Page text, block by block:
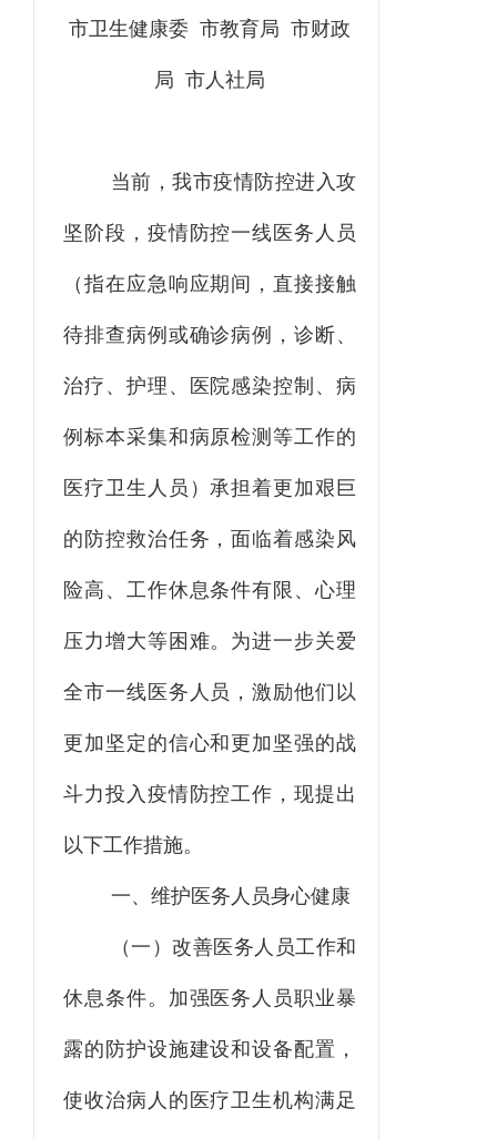
市卫生健康委 市教育局 市财政
局 市人社局
当前，我市疫情防控进入攻
坚阶段，疫情防控一线医务人员
（ 指在应急响应期间 ， 直接接触
待排查病例或确诊病例 ，诊断、
治疗、护理、医院感染控制、病
例标本采集和病原检测等工作的
医疗卫生人员 ）承担着更加艰巨
的防控救治任务 ， 面临着感染风
险高、工作休息条件有限、心理
压力增大等困难。为进一步关爱
全市一线医务人员 ，激励他们以
更加坚定的信心和更加坚强的战
斗力投入疫情防控工作 ，现提出
以下工作措施。
一、维护医务人员身心健康
（一）改善医务人员工作和
休息条件。加强医务人员职业暴
露的防护设施建设和设备配置 ，
使收治病人的医疗卫生机构满足